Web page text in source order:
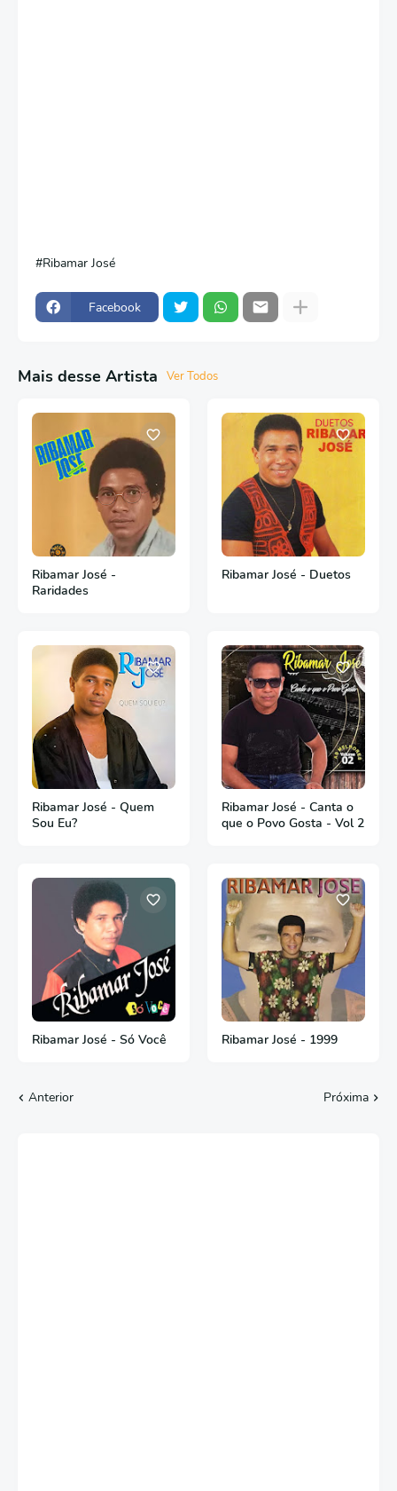
Ribamar José
Facebook
Mais desse Artista Ver Todos
Ribamar José -
Raridades
Ribamar José - Duetos
Ribamar José - Quem
Sou Eu?
Ribamar José - Canta o
que o Povo Gosta - Vol 2
Ribamar José - Só Você Ribamar José - 1999
Anterior Próxima